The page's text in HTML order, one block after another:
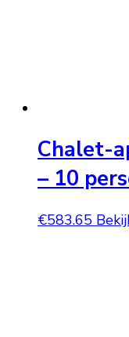
Chalet-
– 10
€583.65